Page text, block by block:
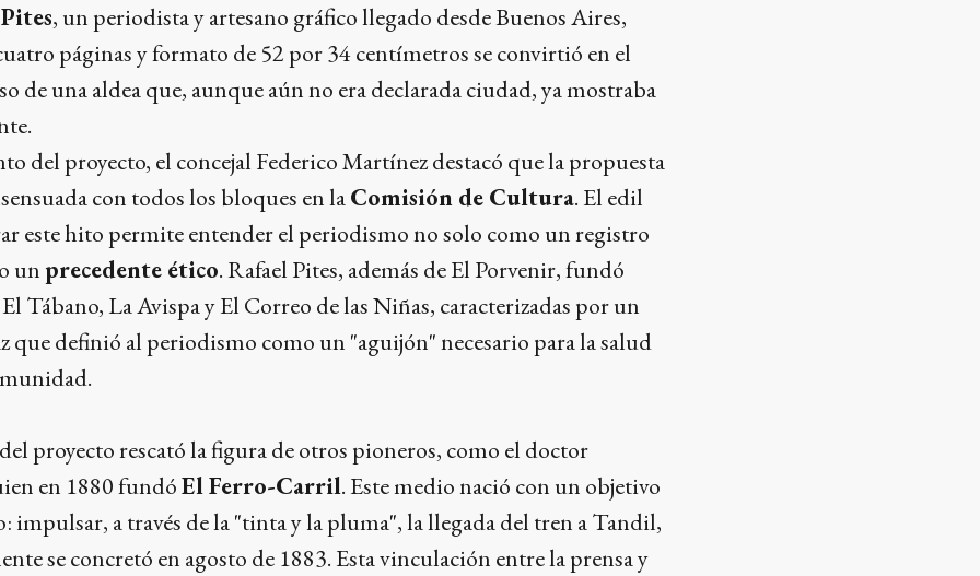
, un periodista y artesano gráfico llegado desde Buenos Aires,
páginas y formato de 52 por 34 centímetros se convirtió en el
de una aldea que, aunque aún no era declarada ciudad, ya mostraba
del proyecto, el concejal Federico Martínez destacó que la propuesta
con todos los bloques en laComisión de Cultura. El edil
este hito permite entender el periodismo no solo como un registro
un precedente ético. Rafael Pites, además de El Porvenir, fundó
Tábano, La Avispa y El Correo de las Niñas, caracterizadas por un
que definió al periodismo como un "aguijón" necesario para la salud
proyecto rescató la figura de otros pioneros, como el doctor
en 1880 fundóEl Ferro-Carril. Este medio nació con un objetivo
impulsar, a través de la "tinta y la pluma", la llegada del tren a Tandil,
se concretó en agosto de 1883. Esta vinculación entre la prensa y